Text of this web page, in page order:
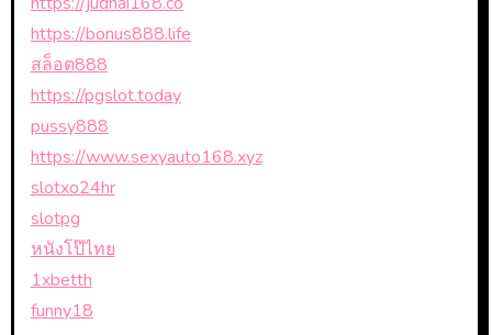
https://bonus888.life
สล็อต888
https://pgslot.today
pussy888
https://www.sexyauto168.xyz
slotxo24hr
slotpg
หนังโป๊ไทย
1xbetth
funny18